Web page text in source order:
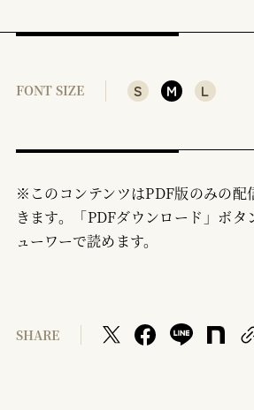
FONT SIZE S M L
※このコンテンツはPDF版のみの配
きます。「PDFダウンロード」ボ
ューワーで読めます。
SHARE